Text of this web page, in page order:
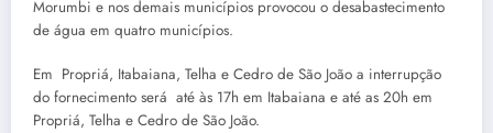
Morumbi e nos demais municípios provocou o desabastecimento
de água em quatro municípios.
Em Propriá, Itabaiana, Telha e Cedro de São João a interrupção
do fornecimento será até às 17h em Itabaiana e até as 20h em
Propriá, Telha e Cedro de São João.